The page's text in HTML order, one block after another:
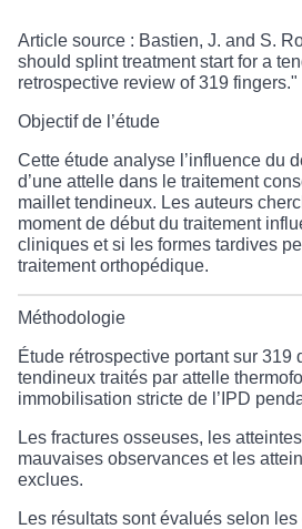
Article source : Bastien, J. and S.
should splint treatment start for a
retrospective review of 319
Objectif de l’étude
Cette étude analyse l’influence du
d’une attelle dans le traitement
maillet tendineux. Les auteurs
moment de début du traitement
cliniques et si les formes tardives
traitement orthopédique.
Méthodologie
Étude rétrospective portant sur 319
tendineux traités par attelle
immobilisation stricte de l’IPD
Les fractures osseuses, les
mauvaises observances et les
exclues.
Les résultats sont évalués selon